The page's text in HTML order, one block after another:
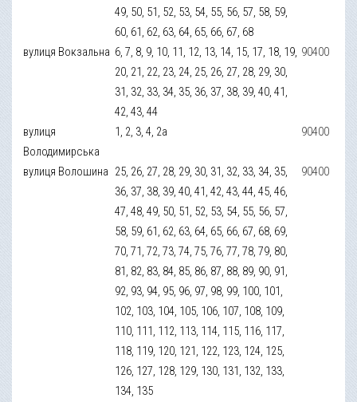
49, 50, 51, 52, 53, 54, 55, 56, 57, 58, 59,
60, 61, 62, 63, 64, 65, 66, 67, 68
вулиця Вокзальна 6, 7, 8, 9, 10, 11, 12, 13, 14, 15, 17, 18, 19,
20, 21, 22, 23, 24, 25, 26, 27, 28, 29, 30,
31, 32, 33, 34, 35, 36, 37, 38, 39, 40, 41,
42, 43, 44
90400
вулиця
Володимирська
1, 2, 3, 4, 2а 90400
вулиця Волошина 25, 26, 27, 28, 29, 30, 31, 32, 33, 34, 35,
36, 37, 38, 39, 40, 41, 42, 43, 44, 45, 46,
47, 48, 49, 50, 51, 52, 53, 54, 55, 56, 57,
58, 59, 61, 62, 63, 64, 65, 66, 67, 68, 69,
70, 71, 72, 73, 74, 75, 76, 77, 78, 79, 80,
81, 82, 83, 84, 85, 86, 87, 88, 89, 90, 91,
92, 93, 94, 95, 96, 97, 98, 99, 100, 101,
102, 103, 104, 105, 106, 107, 108, 109,
110, 111, 112, 113, 114, 115, 116, 117,
118, 119, 120, 121, 122, 123, 124, 125,
126, 127, 128, 129, 130, 131, 132, 133,
134, 135
90400